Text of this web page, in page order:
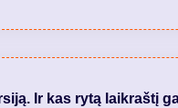
Ir kas rytą laikraštį